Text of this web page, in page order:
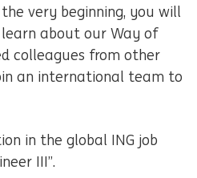
very beginning, you will
about our Way of
colleagues from other
an international team to
in the global ING job
III”.